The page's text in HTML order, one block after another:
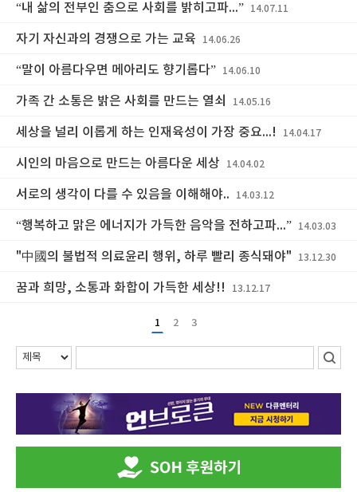
“내 삶의 전부인 춤으로 사회를 밝히고파...” 14.07.11
자기 자신과의 경쟁으로 가는 교육 14.06.26
“말이 아름다우면 메아리도 향기롭다” 14.06.10
가족 간 소통은 밝은 사회를 만드는 열쇠 14.05.16
세상을 널리 이롭게 하는 인재육성이 가장 중요...! 14.04.17
시인의 마음으로 만드는 아름다운 세상 14.04.02
서로의 생각이 다를 수 있음을 이해해야.. 14.03.12
“행복하고 맑은 에너지가 가득한 음악을 전하고파...” 14.03.03
"中國의 불법적 의료윤리 행위, 하루 빨리 종식돼야" 13.12.30
꿈과 희망, 소통과 화합이 가득한 세상!! 13.12.17
1 2 3